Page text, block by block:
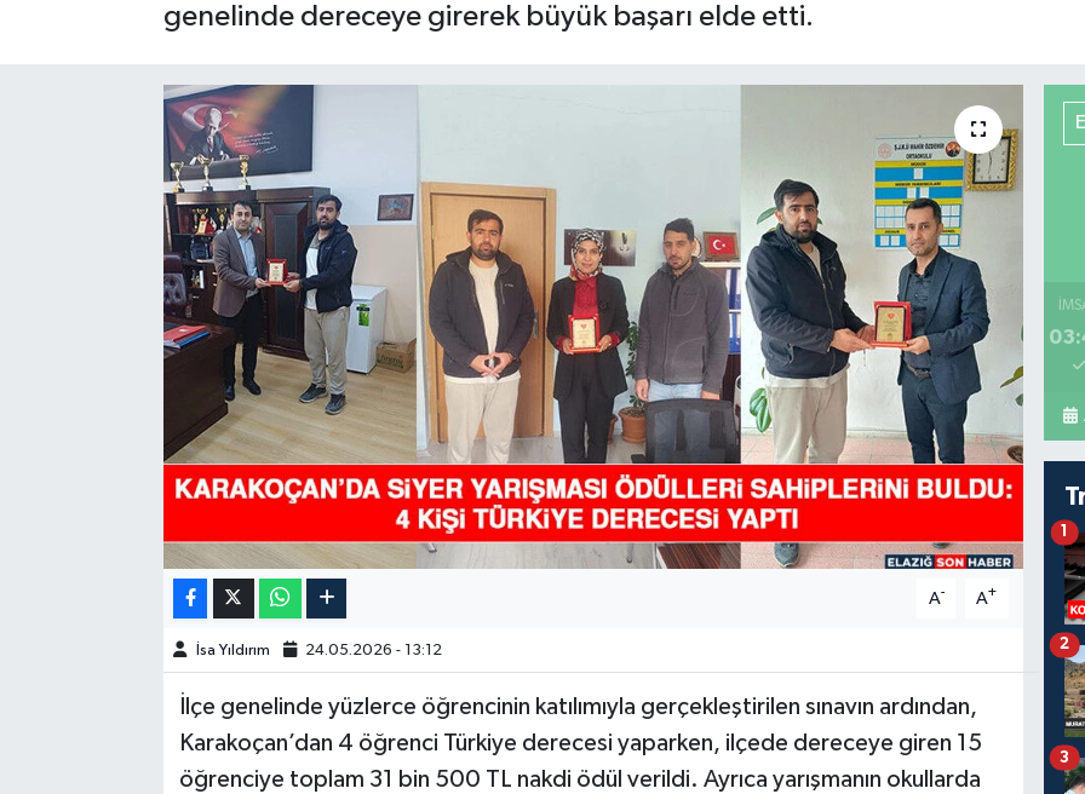
genelinde dereceye girerek büyük başarı elde etti.
A- A+
İsa Yıldırım 24.05.2026 - 13:12
İlçe genelinde yüzlerce öğrencinin katılımıyla gerçekleştirilen sınavın ardından,
Karakoçan’dan 4 öğrenci Türkiye derecesi yaparken, ilçede dereceye giren 15
öğrenciye toplam 31 bin 500 TL nakdi ödül verildi. Ayrıca yarışmanın okullarda
1
2
3
HABERDE İNSAN
KÜLTÜR-SANAT
MAGAZİN
ÖZEL HABER
TEKNOLOJİ